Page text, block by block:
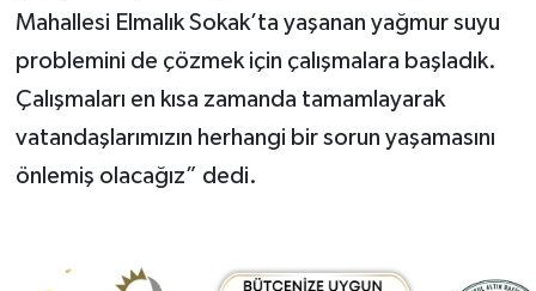
Mahallesi Elmalık Sokak’ta yaşanan yağmur suyu
problemini de çözmek için çalışmalara başladık.
Çalışmaları en kısa zamanda tamamlayarak
vatandaşlarımızın herhangi bir sorun yaşamasını
önlemiş olacağız” dedi.